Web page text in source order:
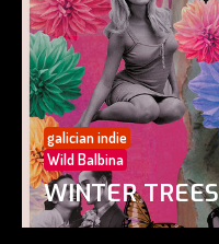
galician indie
Wild Balbina
WINTER TREES